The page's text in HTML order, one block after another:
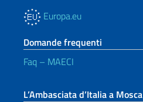
Europa.eu
Domande frequenti
Faq – MAECI
L’Ambasciata d’Italia a Mosca